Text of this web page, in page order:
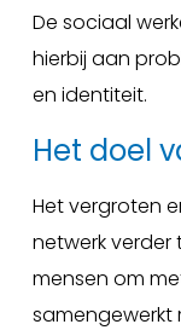
De sociaal
hierbij aan
en identiteit.
Het doel
Het vergroten
netwerk verder
mensen om
samengewerkt